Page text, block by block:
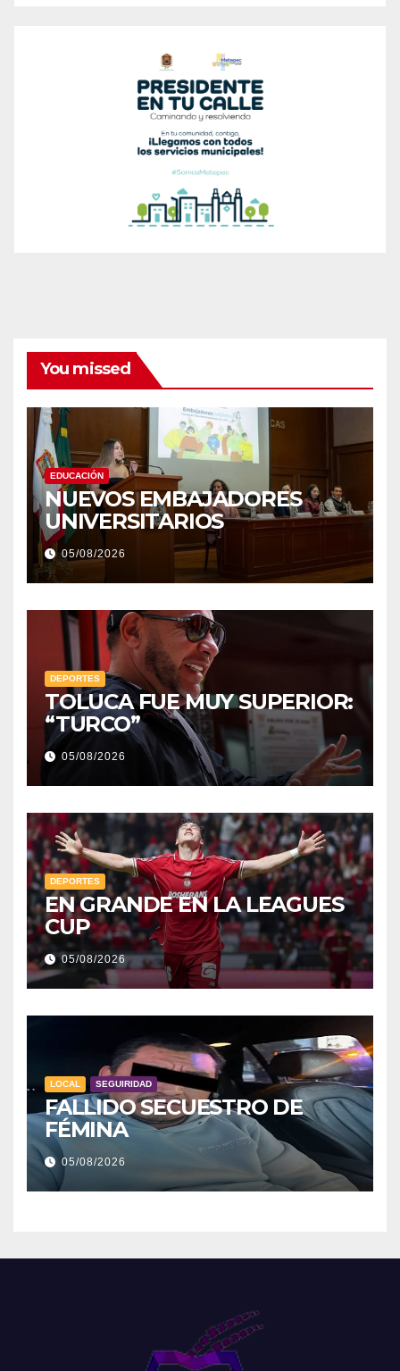
You missed
EDUCACIÓN
NUEVOS EMBAJADORES
UNIVERSITARIOS
05/08/2026
DEPORTES
TOLUCA FUE MUY SUPERIOR:
“TURCO”
05/08/2026
DEPORTES
EN GRANDE EN LA LEAGUES
CUP
05/08/2026
LOCAL SEGUIRIDAD
FALLIDO SECUESTRO DE
FÉMINA
05/08/2026